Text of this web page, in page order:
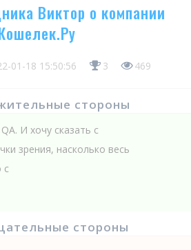
Виктор о компании
01-18 15:50:56 3 469
стороны
И хочу сказать с
зрения, насколько весь
с
стороны